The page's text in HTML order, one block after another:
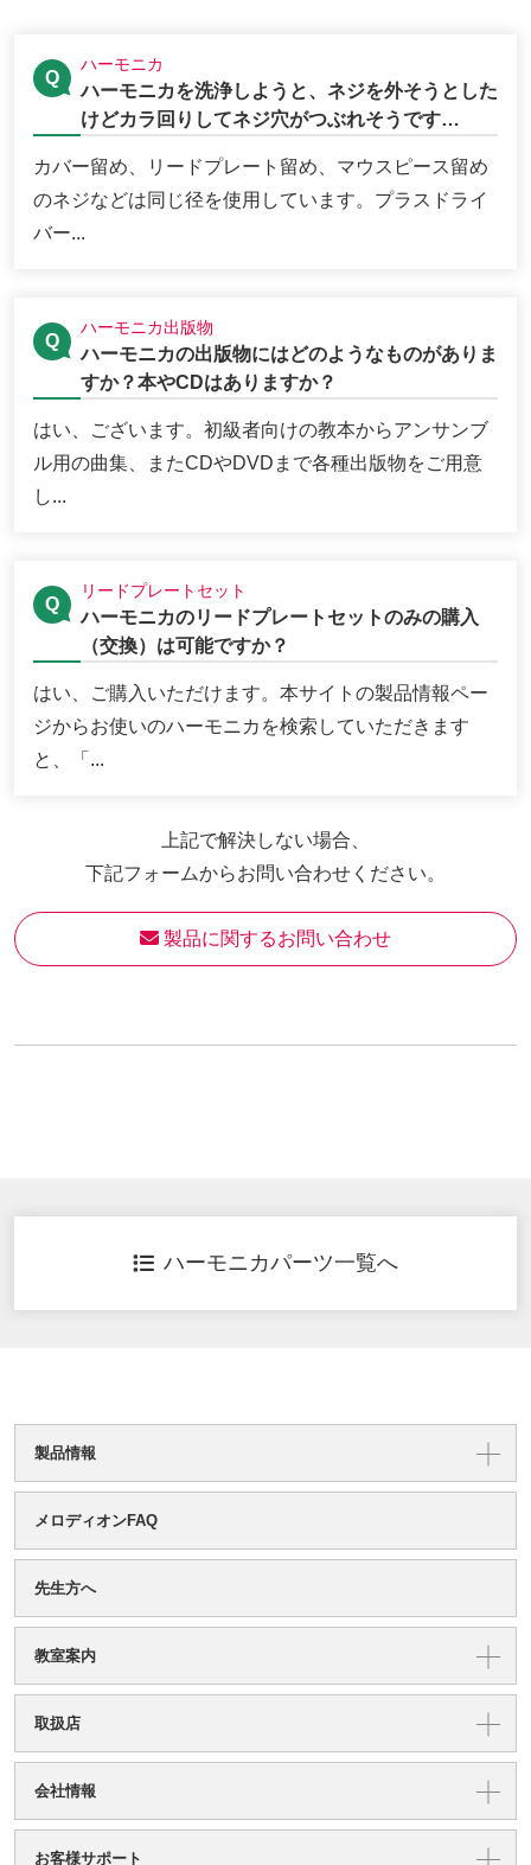
ハーモニカ
ハーモニカを洗浄しようと、ネジを外そうとした
けどカラ回りしてネジ穴がつぶれそうです…
カバー留め、リードプレート留め、マウスピース留め
のネジなどは同じ径を使用しています。プラスドライ
バー...
ハーモニカ出版物
ハーモニカの出版物にはどのようなものがありま
すか？本やCDはありますか？
はい、ございます。初級者向けの教本からアンサンブ
ル用の曲集、またCDやDVDまで各種出版物をご用意
し...
リードプレートセット
ハーモニカのリードプレートセットのみの購入
（交換）は可能ですか？
はい、ご購入いただけます。本サイトの製品情報ペー
ジからお使いのハーモニカを検索していただきます
と、「...
上記で解決しない場合、
下記フォームからお問い合わせください。
製品に関するお問い合わせ
ハーモニカパーツ一覧へ
製品情報
メロディオンFAQ
先生方へ
教室案内
取扱店
会社情報
お客様サポート